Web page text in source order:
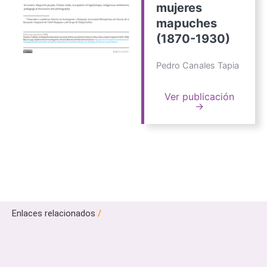
mujeres
mapuches
(1870-1930)
Pedro Canales Tapia
Ver publicación
→
Enlaces relacionados /